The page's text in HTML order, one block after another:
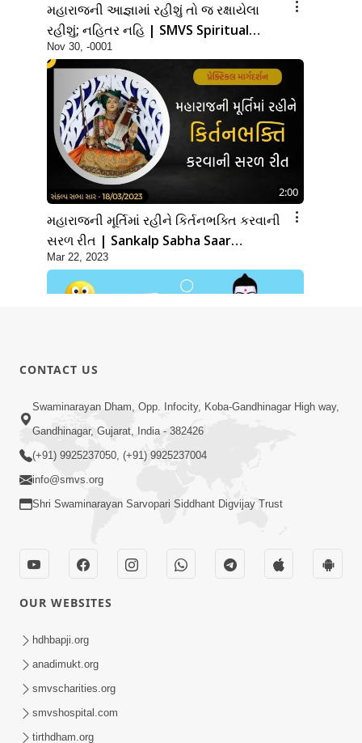
મહારાજની આજ્ઞામાં રહીશું તો જ રક્ષાયેલા
રહીશું; નહિતર નહિ | SMVS Spiritual
Journey
Nov 30, -0001
2:00
મહારાજની મૂર્તિમાં રહીને કિર્તનભક્તિ કરવાની
સરળ રીત | Sankalp Sabha Saar
18/03/2023
Mar 22, 2023
33:00
મહારાજની મૂર્તિસુખના અનુભવી થઈએ
સુખકારીજી પદ દ્વારા... | SMVS Spiritual
Journey
મહારાજને અંતરથી Thank You કહીએ - 1 |
SMVS Spiritual Journey
CONTACT US
Swaminarayan Dham, Opp. Infocity, Koba-Gandhinagar High way,
Gandhinagar, Gujarat, India - 382426
(+91) 9925237050, (+91) 9925237004
info@smvs.org
Shri Swaminarayan Sarvopari Siddhant Digvijay Trust
OUR WEBSITES
hdhbapji.org
anadimukt.org
smvscharities.org
smvshospital.com
tirthdham.org